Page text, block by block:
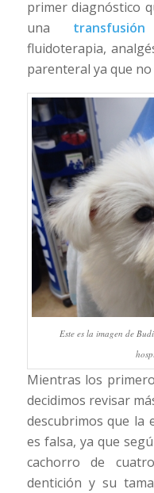
primer diagnóstico
una
fluidoterapia,
parenteral ya que
Este es la imagen de
Mientras los
decidimos revisar
descubrimos que la
es falsa, ya que
cachorro de
dentición y su